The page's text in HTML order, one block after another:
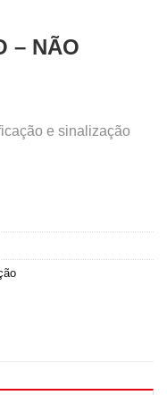
– NÃO
e sinalização